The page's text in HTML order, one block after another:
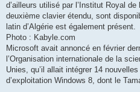
d’ailleurs utilisé par l’Institut Royal
deuxième clavier étendu, sont
latin d’Algérie est également présent.
Photo : Kabyle.com
Microsoft avait annoncé en février
l’Organisation internationale de la
Unies, qu’il allait intégrer 14
d’exploitation Windows 8, dont le